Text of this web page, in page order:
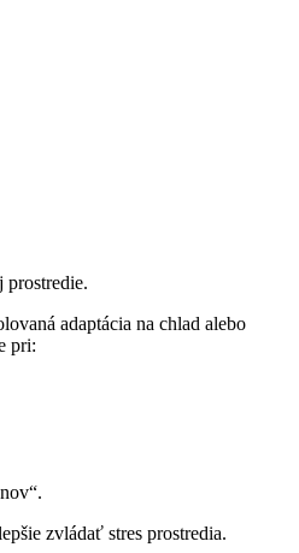
prostredie.
adaptácia na chlad alebo
pri:
zvládať stres prostredia.